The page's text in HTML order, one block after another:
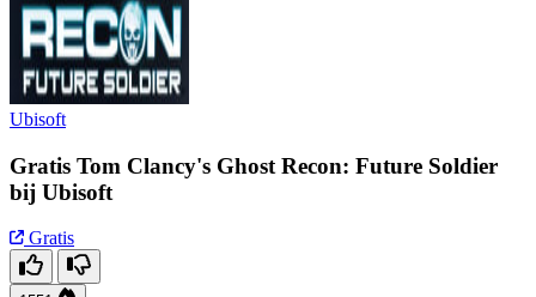
Ubisoft
Gratis Tom Clancy's Ghost Recon: Future Soldier
bij Ubisoft
Gratis